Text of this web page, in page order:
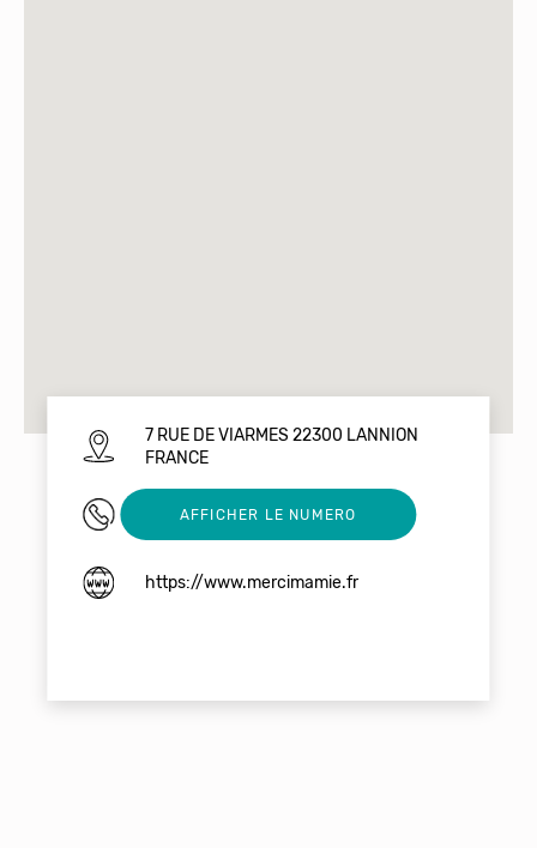
7 RUE DE VIARMES 22300 LANNION
FRANCE
0645155298
AFFICHER LE NUMERO
https://www.mercimamie.fr